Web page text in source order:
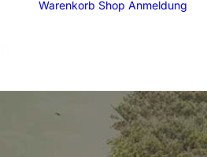
Warenkorb Shop Anmeldung